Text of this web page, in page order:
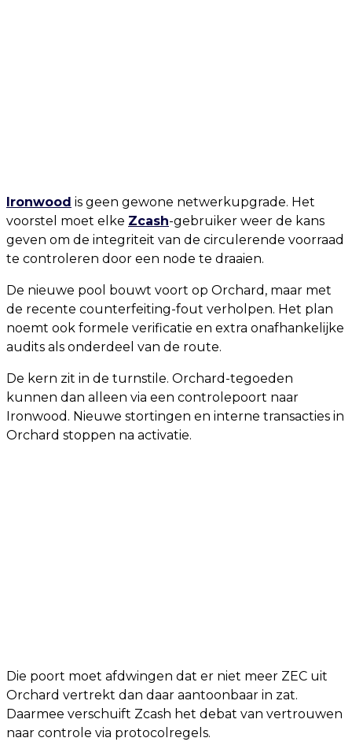
Ironwood is geen gewone netwerkupgrade. Het
voorstel moet elke Zcash-gebruiker weer de kans
geven om de integriteit van de circulerende voorraad
te controleren door een node te draaien.
De nieuwe pool bouwt voort op Orchard, maar met
de recente counterfeiting-fout verholpen. Het plan
noemt ook formele verificatie en extra onafhankelijke
audits als onderdeel van de route.
De kern zit in de turnstile. Orchard-tegoeden
kunnen dan alleen via een controlepoort naar
Ironwood. Nieuwe stortingen en interne transacties in
Orchard stoppen na activatie.
Die poort moet afdwingen dat er niet meer ZEC uit
Orchard vertrekt dan daar aantoonbaar in zat.
Daarmee verschuift Zcash het debat van vertrouwen
naar controle via protocolregels.